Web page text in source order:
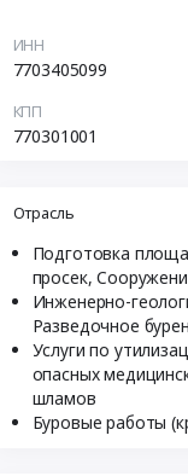
ИНН
7703405099
КПП
770301001
Отрасль
Подготовка
просек,
Инженерно-
Разведочное
Услуги по
опасных
шламов
Буровые работы